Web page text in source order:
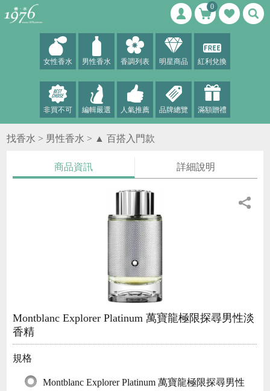
0
女性香水 男性香水 香調列表 明星商品 紅利兌換
非買不可 編輯嚴選 人氣推薦 品牌總覽 滿額贈禮
找香水 > 男性香水 > ▲ 百搭入門款
商品資訊 詳細說明
Montblanc Explorer Platinum 萬寶龍極限探尋男性淡
香精
規格
Montblanc Explorer Platinum 萬寶龍極限探尋男性